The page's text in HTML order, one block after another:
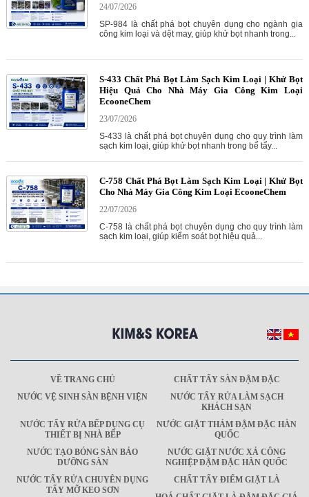
24/07/2026
SP-984 là chất phá bọt chuyên dụng cho ngành gia
công kim loại và dệt may, giúp khử bọt nhanh trong...
S-433 Chất Phá Bọt Làm Sạch Kim Loại | Khử Bọt
Hiệu Quả Cho Nhà Máy Gia Công Kim Loại
EcooneChem
23/07/2026
S-433 là chất phá bọt chuyên dụng cho quy trình làm
sạch kim loại, giúp khử bọt nhanh trong bể tẩy...
C-758 Chất Phá Bọt Làm Sạch Kim Loại | Khử Bọt
Cho Nhà Máy Gia Công Kim Loại EcooneChem
22/07/2026
C-758 là chất phá bọt chuyên dụng cho quy trình làm
sạch kim loại, giúp kiểm soát bọt hiệu quả...
VỀ TRANG CHỦ
CHẤT TẨY SÀN ĐẬM ĐẶC
NƯỚC VỆ SINH SÀN BỆNH VIỆN
NƯỚC TẨY RỬA LÀM SẠCH
KHÁCH SẠN
NƯỚC TẨY RỬA BẾP DỤNG CỤ
THIẾT BỊ NHÀ BẾP
NƯỚC GIẶT THẢM ĐẬM ĐẶC HÀN
QUỐC
NƯỚC TẠO BÓNG SÀN BẢO
DƯỠNG SÀN
NƯỚC GIẶT NƯỚC XẢ CÔNG
NGHIỆP ĐẬM ĐẶC HÀN QUỐC
NƯỚC TẨY RỬA CHUYÊN DỤNG
TẨY MỠ KEO SƠN
CHẤT TẨY ĐIỂM GIẶT LÀ